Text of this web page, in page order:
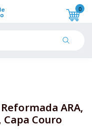
0
ARA,
Couro